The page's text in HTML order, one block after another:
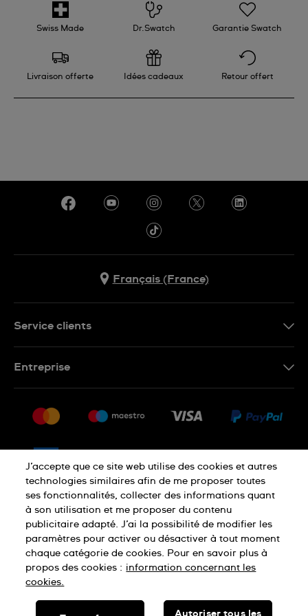
N’oubliez pas de prévenir votre banque.
Veuillez noter que Swatch ne porte aucune
responsabilité dans de tels cas.
Swiss Made Dr.Swatch Garantie Swatch
Livraison offerte Idées cadeaux Retour offert
Français (France)
Service clients
Retour
CGV
Droit de rétractation
Entreprise
Nous rejoindre
Déclaration de confidentialité
Cookies Mentions légales
SWISS MADE
J’accepte que ce site web utilise des cookies et autres
technologies similaires afin de me proposer toutes
ses fonctionnalités, collecter des informations quant
à son utilisation et me proposer du contenu
publicitaire adapté. J’ai la possibilité de modifier les
paramètres pour activer ou désactiver à tout moment
chaque catégorie de cookies. Pour en savoir plus à
propos des cookies : information concernant les
cookies.
Autoriser tous les